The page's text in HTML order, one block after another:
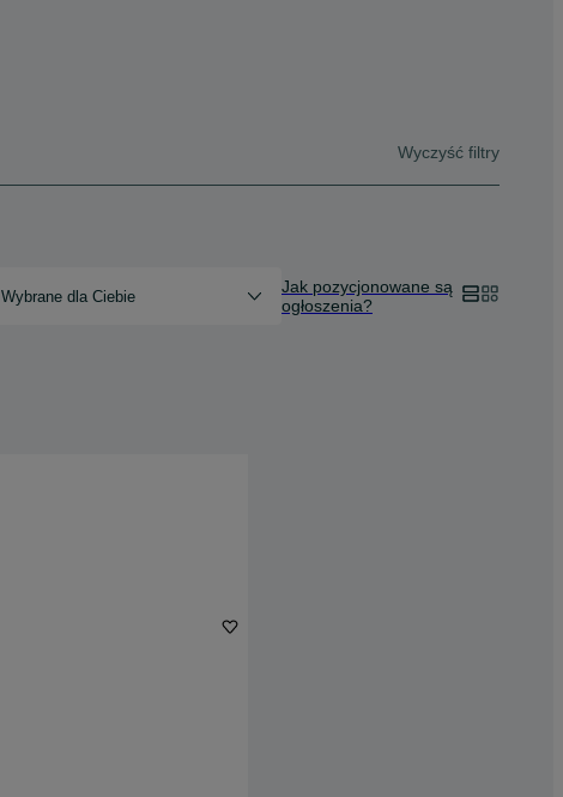
Wyczyść filtry
Wybrane dla Ciebie
Jak pozycjonowane są
ogłoszenia?